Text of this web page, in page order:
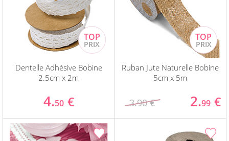
Dentelle Adhésive Bobine
2.5cm x 2m
4.50 €
Ruban Jute Naturelle Bobine
5cm x 5m
3.90 € 2.99 €